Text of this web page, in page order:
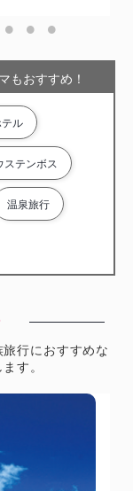
もおすすめ！
ル
ステンボス
温泉旅行
行におすすめな
す。